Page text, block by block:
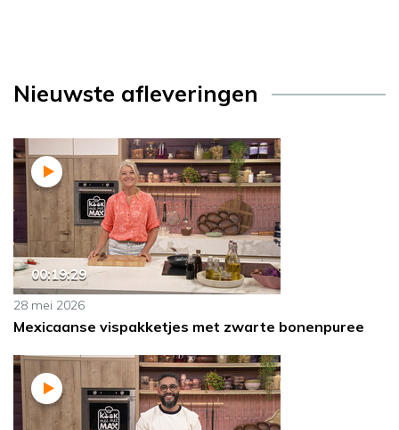
Nieuwste afleveringen
00:19:29
28 mei 2026
Mexicaanse vispakketjes met zwarte bonenpuree